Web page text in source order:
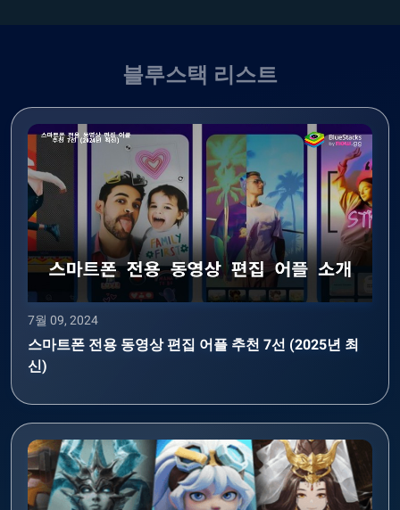
블루스택 리스트
7월 09, 2024
스마트폰 전용 동영상 편집 어플 추천 7선 (2025년 최
신)